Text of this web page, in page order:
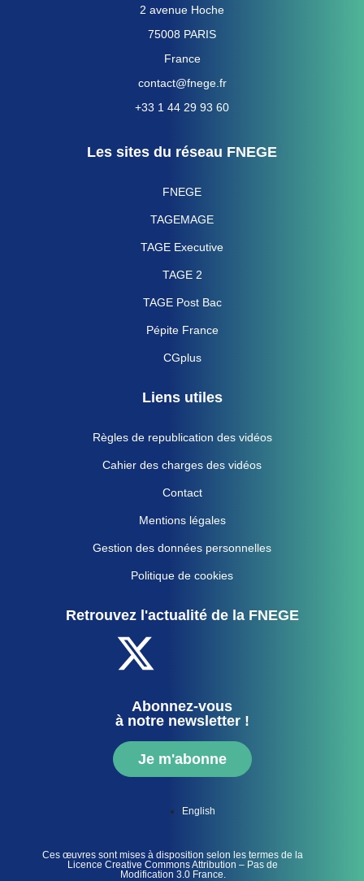
2 avenue Hoche
75008 PARIS
France
contact@fnege.fr
+33 1 44 29 93 60
Les sites du réseau FNEGE
FNEGE
TAGEMAGE
TAGE Executive
TAGE 2
TAGE Post Bac
Pépite France
CGplus
Liens utiles
Règles de republication des vidéos
Cahier des charges des vidéos
Contact
Mentions légales
Gestion des données personnelles
Politique de cookies
Retrouvez l'actualité de la FNEGE
Abonnez-vous
à notre newsletter !
Je m'abonne
English
Ces œuvres sont mises à disposition selon les termes de la
Licence Creative Commons Attribution – Pas de
Modification 3.0 France.